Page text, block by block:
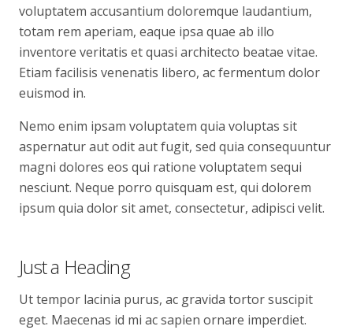
voluptatem accusantium doloremque laudantium,
totam rem aperiam, eaque ipsa quae ab illo
inventore veritatis et quasi architecto beatae vitae.
Etiam facilisis venenatis libero, ac fermentum dolor
euismod in.
Nemo enim ipsam voluptatem quia voluptas sit
aspernatur aut odit aut fugit, sed quia consequuntur
magni dolores eos qui ratione voluptatem sequi
nesciunt. Neque porro quisquam est, qui dolorem
ipsum quia dolor sit amet, consectetur, adipisci velit.
Just a Heading
Ut tempor lacinia purus, ac gravida tortor suscipit
eget. Maecenas id mi ac sapien ornare imperdiet.